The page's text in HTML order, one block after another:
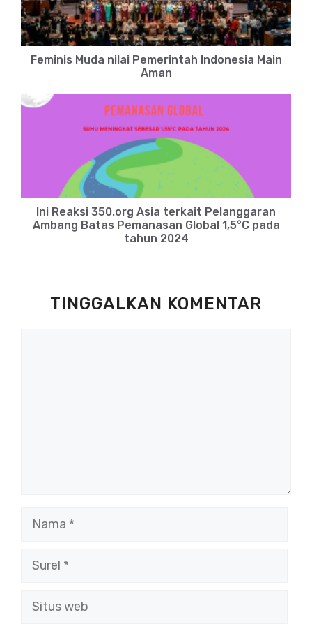
Feminis Muda nilai Pemerintah Indonesia Main
Aman
Ini Reaksi 350.org Asia terkait Pelanggaran
Ambang Batas Pemanasan Global 1,5°C pada
tahun 2024
TINGGALKAN KOMENTAR
Nama
Surel
Situs